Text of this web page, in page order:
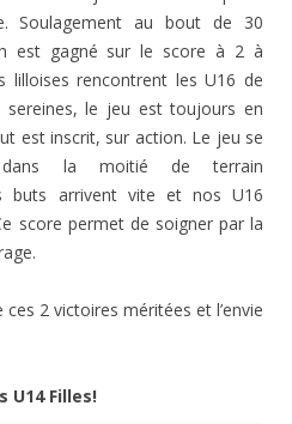
Soulagement au bout de 30
est gagné sur le score à 2 à
lilloises rencontrent les U16 de
le jeu est toujours en
est inscrit, sur action. Le jeu se
dans la moitié de terrain
buts arrivent vite et nos U16
score permet de soigner par la
2 victoires méritées et l’envie
U14 Filles!